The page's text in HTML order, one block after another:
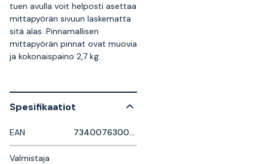
tuen avulla voit helposti asettaa
mittapyörän sivuun laskematta
sitä alas. Pinnamallisen
mittapyörän pinnat ovat muovia
ja kokonaispaino 2,7 kg.
Spesifikaatiot
EAN 7340076300011
Valmistaja